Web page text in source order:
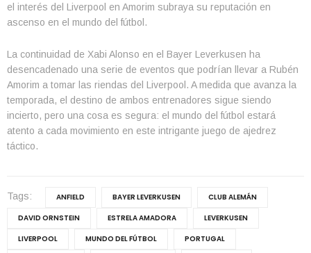
el interés del Liverpool en Amorim subraya su reputación en
ascenso en el mundo del fútbol.
La continuidad de Xabi Alonso en el Bayer Leverkusen ha
desencadenado una serie de eventos que podrían llevar a Rubén
Amorim a tomar las riendas del Liverpool. A medida que avanza la
temporada, el destino de ambos entrenadores sigue siendo
incierto, pero una cosa es segura: el mundo del fútbol estará
atento a cada movimiento en este intrigante juego de ajedrez
táctico.
Tags: ANFIELD BAYER LEVERKUSEN
CLUB ALEMÁN
DAVID ORNSTEIN
ESTRELA AMADORA
LEVERKUSEN
LIVERPOOL
MUNDO DEL FÚTBOL
PORTUGAL